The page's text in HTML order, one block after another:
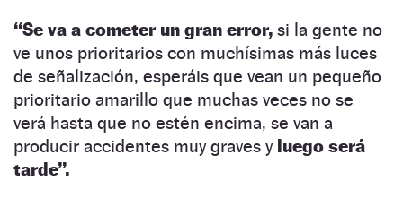
“Se va a cometer un gran error, si la gente no
ve unos prioritarios con muchísimas más luces
de señalización, esperáis que vean un pequeño
prioritario amarillo que muchas veces no se
verá hasta que no estén encima, se van a
producir accidentes muy graves yluego será
tarde”.